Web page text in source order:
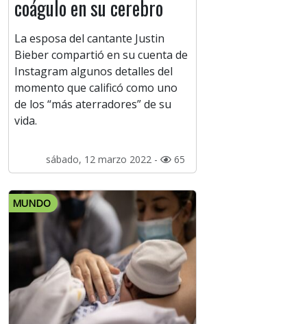
coágulo en su cerebro
La esposa del cantante Justin
Bieber compartió en su cuenta de
Instagram algunos detalles del
momento que calificó como uno
de los “más aterradores” de su
vida.
sábado, 12 marzo 2022 - 65
MUNDO